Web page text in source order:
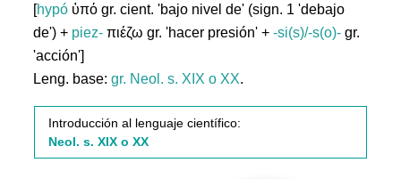
[hypó ὑπό gr. cient. 'bajo nivel de' (sign. 1 'debajo
de') + piez- πιέζω gr. 'hacer presión' +-si(s)/-s(o)- gr.
'acción']
Leng. base:gr. Neol. s. XIX o XX.
Introducción al lenguaje científico:
Neol. s. XIX o XX